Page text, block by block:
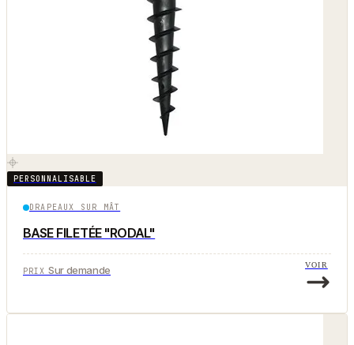
PERSONNALISABLE
DRAPEAUX SUR MÂT
BASE FILETÉE "RODAL"
PRIX Sur demande VOIR